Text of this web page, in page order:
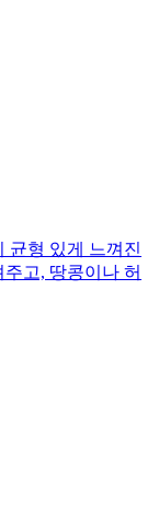
균형 있게 느껴진
고, 땅콩이나 허